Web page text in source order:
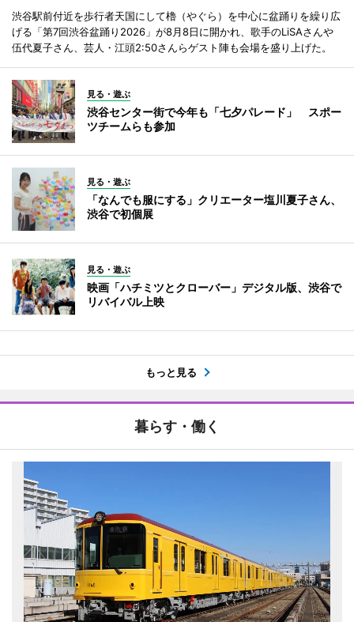
渋谷駅前付近を歩行者天国にして櫓（やぐら）を中心に盆踊りを繰り広
げる「第7回渋谷盆踊り2026」が8月8日に開かれ、歌手のLiSAさんや
伍代夏子さん、芸人・江頭2:50さんらゲスト陣も会場を盛り上げた。
見る・遊ぶ
渋谷センター街で今年も「七夕パレード」 スポー
ツチームらも参加
見る・遊ぶ
「なんでも服にする」クリエーター塩川夏子さん、
渋谷で初個展
見る・遊ぶ
映画「ハチミツとクローバー」デジタル版、渋谷で
リバイバル上映
もっと見る
暮らす・働く